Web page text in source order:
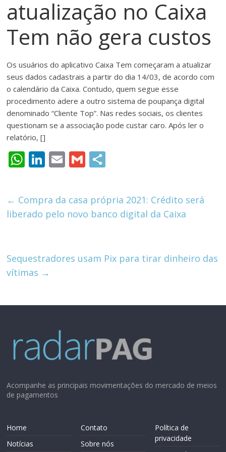
meios
de
pagamentos
atualização no Caixa
Tem não gera custos
Os usuários do aplicativo Caixa Tem começaram a atualizar
seus dados cadastrais a partir do dia 14/03, de acordo com
o calendário da Caixa. Contudo, quem segue esse
procedimento adere a outro sistema de poupança digital
denominado “Cliente Top”. Nas redes sociais, os clientes
questionam se a associação pode custar caro. Após ler o
relatório, []
W
s
A
p
Li
e
dI
E
l
G
l
← Compra da casa própria 2021: Crédito será
liberado pelo novo banco digital da Caixa
Sequestradores usam Pix para tirar dinheiro das
vítimas →
Acompanhe as principais movimentações do mercado de meios
de pagamentos
Home
Notícias
Contato
Sobre nós
Política de
privacidade